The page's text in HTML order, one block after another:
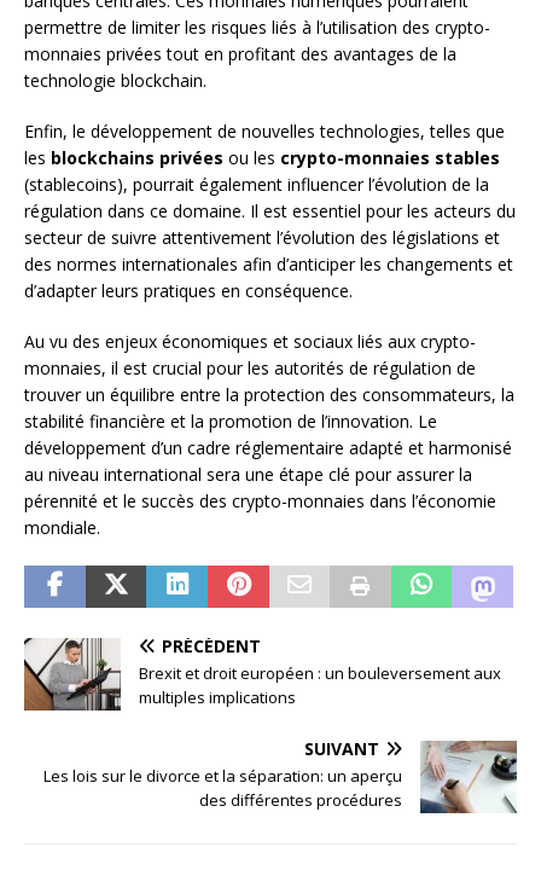
permettre de limiter les risques liés à l’utilisation des crypto-
monnaies privées tout en profitant des avantages de la
technologie blockchain.
Enfin, le développement de nouvelles technologies, telles que
les blockchains privées ou les crypto-monnaies stables
(stablecoins), pourrait également influencer l’évolution de la
régulation dans ce domaine. Il est essentiel pour les acteurs du
secteur de suivre attentivement l’évolution des législations et
des normes internationales afin d’anticiper les changements et
d’adapter leurs pratiques en conséquence.
Au vu des enjeux économiques et sociaux liés aux crypto-
monnaies, il est crucial pour les autorités de régulation de
trouver un équilibre entre la protection des consommateurs, la
stabilité financière et la promotion de l’innovation. Le
développement d’un cadre réglementaire adapté et harmonisé
au niveau international sera une étape clé pour assurer la
pérennité et le succès des crypto-monnaies dans l’économie
mondiale.
PRÉCÉDENT
Brexit et droit européen : un bouleversement aux
multiples implications
SUIVANT
Les lois sur le divorce et la séparation: un aperçu
des différentes procédures